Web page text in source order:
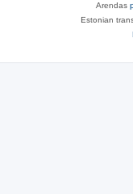
Arendas
Estonian